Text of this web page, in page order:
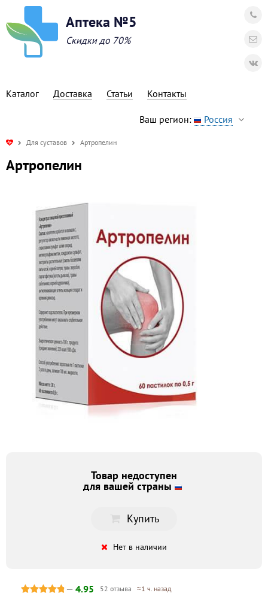
Аптека №5
Скидки до 70%
Каталог Доставка Статьи Контакты
Ваш регион: Россия
Для суставов Артропелин
Артропелин
Товар недоступен
для вашей страны
Купить
Нет в наличии
— 4.95 52 отзыва ≈1 ч. назад